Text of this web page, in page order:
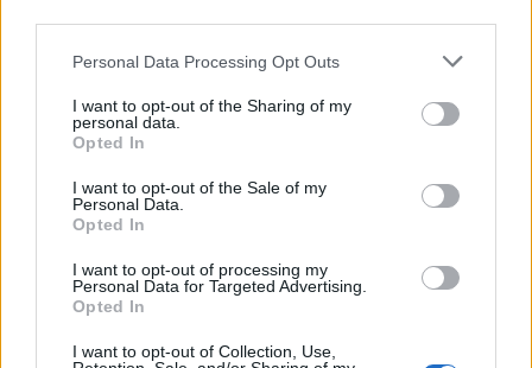
Personal Data Processing Opt Outs
I want to opt-out of the Sharing of my
personal data.
Opted In
I want to opt-out of the Sale of my
Personal Data.
Opted In
I want to opt-out of processing my
Personal Data for Targeted Advertising.
Opted In
I want to opt-out of Collection, Use,
29 November 2016
Spartakus1987
Beiträge: 7 Zustimmungen: 2 Punkte für Erfolge:
Sabberbiest
Beiträge: 556 Zustimmungen: 430 Punkte für Erfolge: 600
Forenfreak
Beiträge: 3.068 Zustimmungen: 6.386 Punkte für Erfolge: 3.300
Freiherr des Forums, männlich